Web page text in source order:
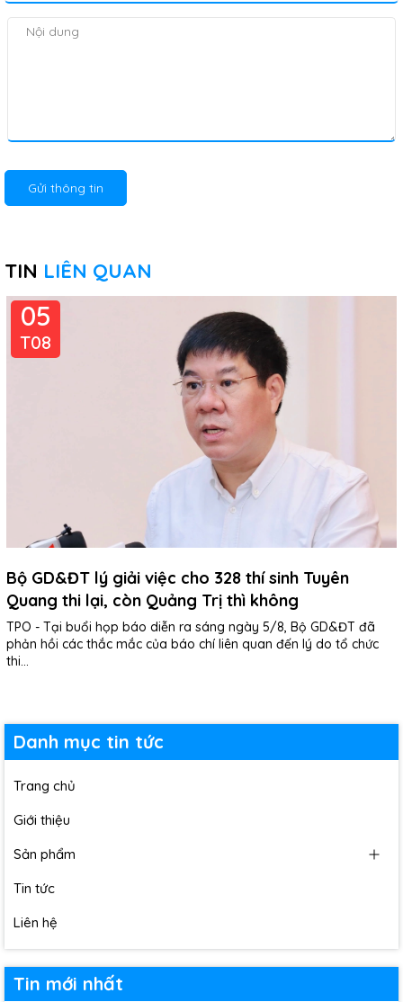
Gửi thông tin
TIN LIÊN QUAN
05
T08
Bộ GD&ĐT lý giải việc cho 328 thí sinh Tuyên
Quang thi lại, còn Quảng Trị thì không
TPO - Tại buổi họp báo diễn ra sáng ngày 5/8, Bộ GD&ĐT đã
phản hồi các thắc mắc của báo chí liên quan đến lý do tổ chức
thi...
Danh mục tin tức
Trang chủ
Giới thiệu
Sản phẩm
Tin tức
Liên hệ
Tin mới nhất